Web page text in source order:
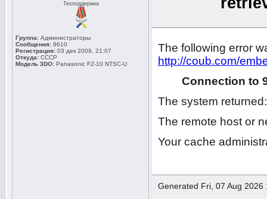
Техподдержка
Группа: Администраторы
Сообщения: 9610
Регистрация: 03 дек 2009, 21:07
Откуда: СССР
Модель 3DO: Panasonic FZ-10 NTSC-U